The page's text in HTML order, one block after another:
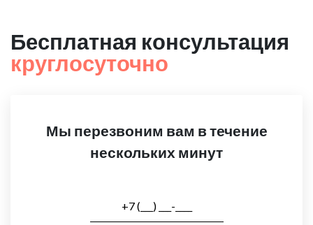
Бесплатная консультация
круглосуточно
Мы перезвоним вам в течение
нескольких минут